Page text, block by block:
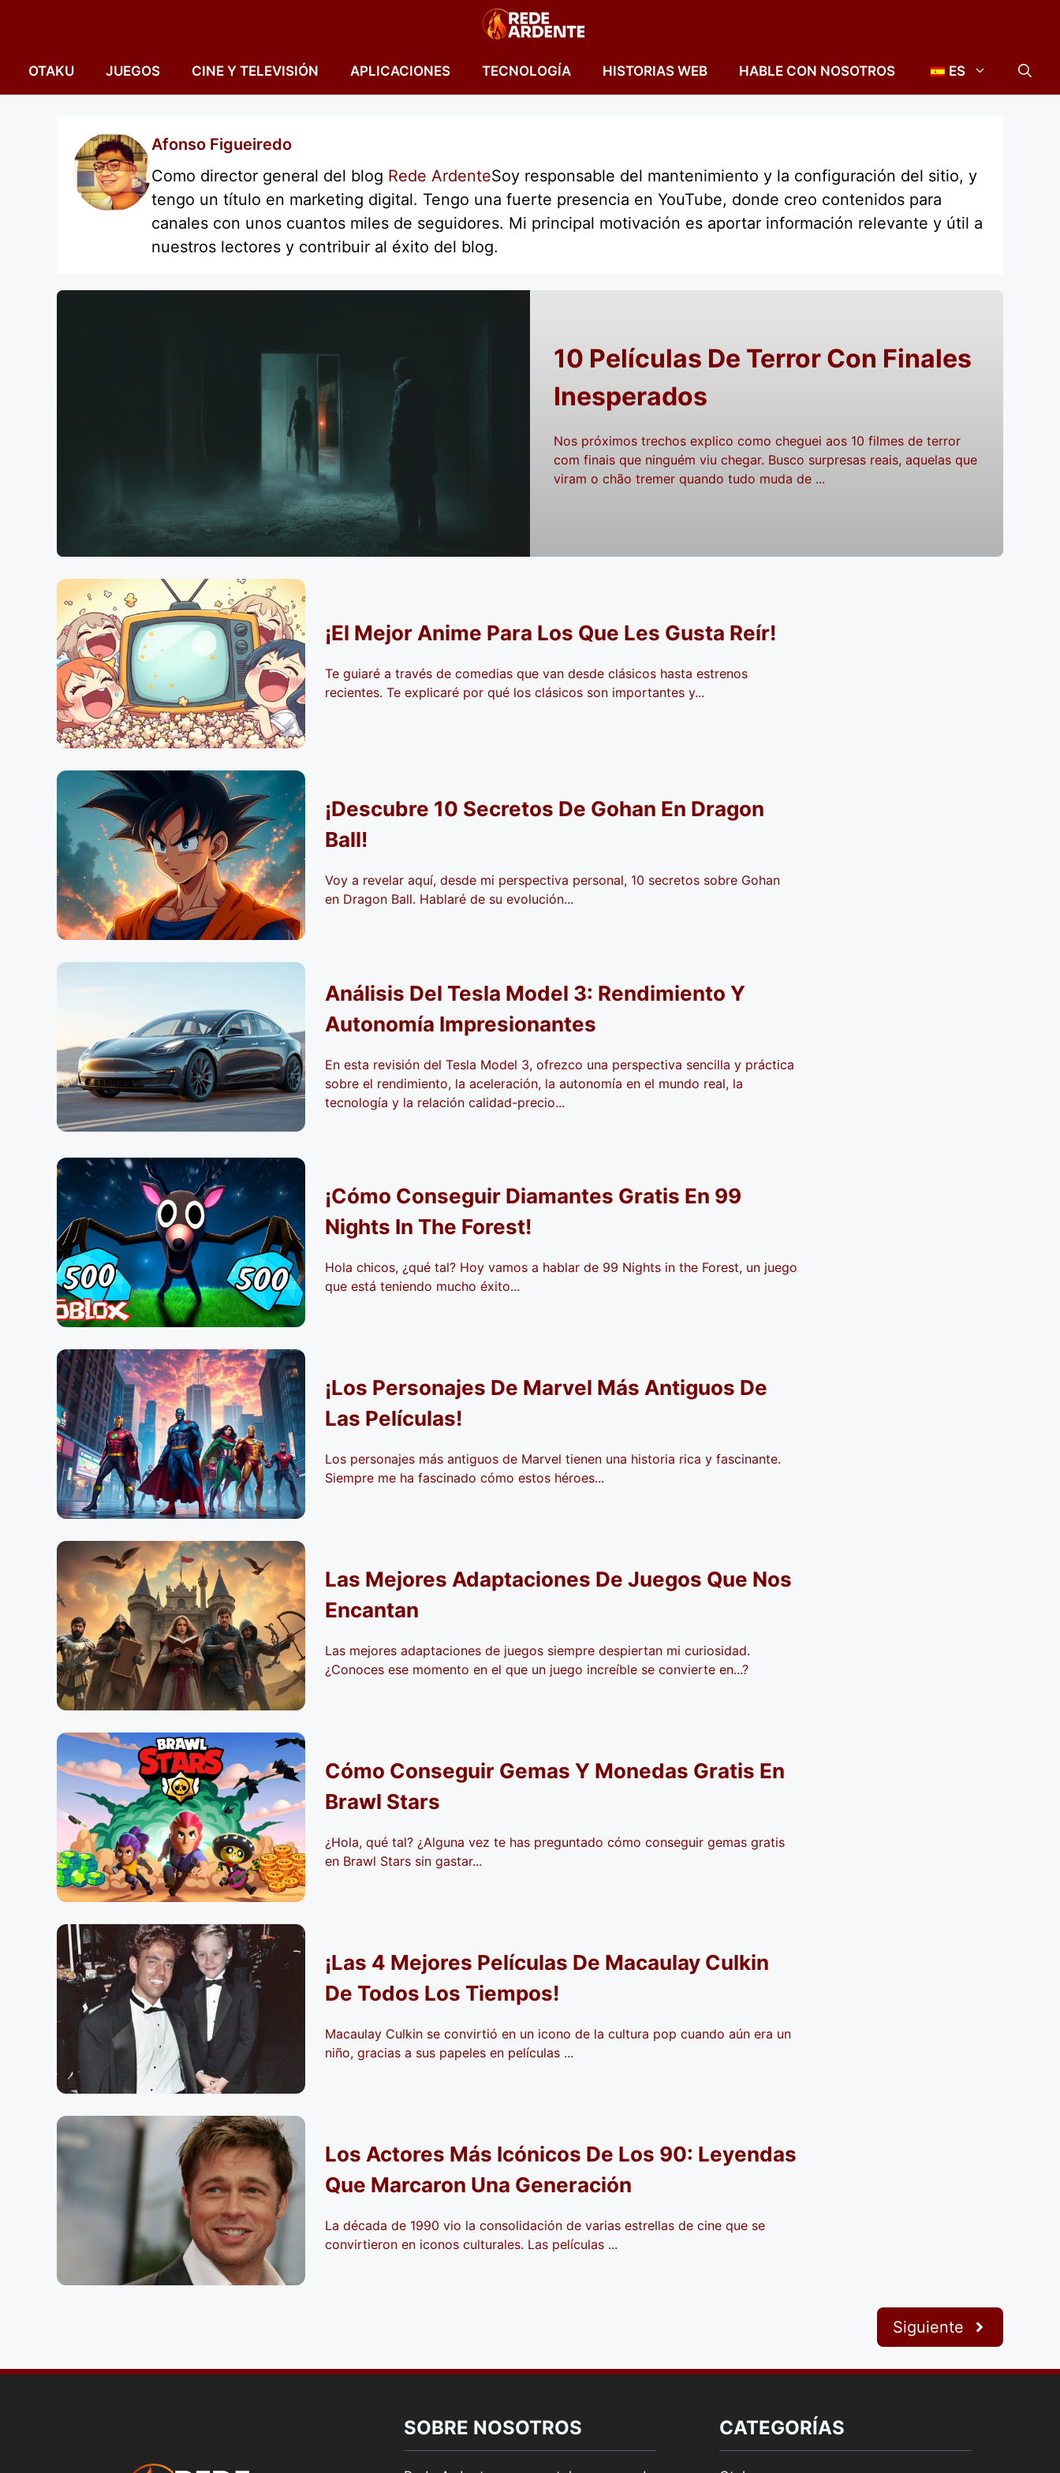
OTAKU JUEGOS CINE Y TELEVISIÓN APLICACIONES TECNOLOGÍA HISTORIAS WEB HABLE CON NOSOTROS ES
Afonso Figueiredo
Como director general del blog Rede ArdenteSoy responsable del mantenimiento y la configuración del sitio, y
tengo un título en marketing digital. Tengo una fuerte presencia en YouTube, donde creo contenidos para
canales con unos cuantos miles de seguidores. Mi principal motivación es aportar información relevante y útil a
nuestros lectores y contribuir al éxito del blog.
10 Películas De Terror Con Finales
Inesperados
Nos próximos trechos explico como cheguei aos 10 filmes de terror
com finais que ninguém viu chegar. Busco surpresas reais, aquelas que
viram o chão tremer quando tudo muda de ...
¡El Mejor Anime Para Los Que Les Gusta Reír!
Te guiaré a través de comedias que van desde clásicos hasta estrenos
recientes. Te explicaré por qué los clásicos son importantes y...
¡Descubre 10 Secretos De Gohan En Dragon
Ball!
Voy a revelar aquí, desde mi perspectiva personal, 10 secretos sobre Gohan
en Dragon Ball. Hablaré de su evolución...
Análisis Del Tesla Model 3: Rendimiento Y
Autonomía Impresionantes
En esta revisión del Tesla Model 3, ofrezco una perspectiva sencilla y práctica
sobre el rendimiento, la aceleración, la autonomía en el mundo real, la
tecnología y la relación calidad-precio...
¡Cómo Conseguir Diamantes Gratis En 99
Nights In The Forest!
Hola chicos, ¿qué tal? Hoy vamos a hablar de 99 Nights in the Forest, un juego
que está teniendo mucho éxito...
¡Los Personajes De Marvel Más Antiguos De
Las Películas!
Los personajes más antiguos de Marvel tienen una historia rica y fascinante.
Siempre me ha fascinado cómo estos héroes...
Las Mejores Adaptaciones De Juegos Que Nos
Encantan
Las mejores adaptaciones de juegos siempre despiertan mi curiosidad.
¿Conoces ese momento en el que un juego increíble se convierte en...?
Cómo Conseguir Gemas Y Monedas Gratis En
Brawl Stars
¿Hola, qué tal? ¿Alguna vez te has preguntado cómo conseguir gemas gratis
en Brawl Stars sin gastar...
¡Las 4 Mejores Películas De Macaulay Culkin
De Todos Los Tiempos!
Macaulay Culkin se convirtió en un icono de la cultura pop cuando aún era un
niño, gracias a sus papeles en películas ...
Los Actores Más Icónicos De Los 90: Leyendas
Que Marcaron Una Generación
La década de 1990 vio la consolidación de varias estrellas de cine que se
convirtieron en iconos culturales. Las películas ...
Siguiente
SOBRE NOSOTROS CATEGORÍAS